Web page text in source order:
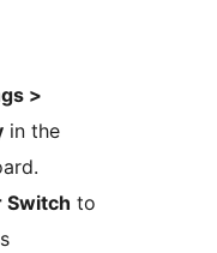
>
in the
Switch to